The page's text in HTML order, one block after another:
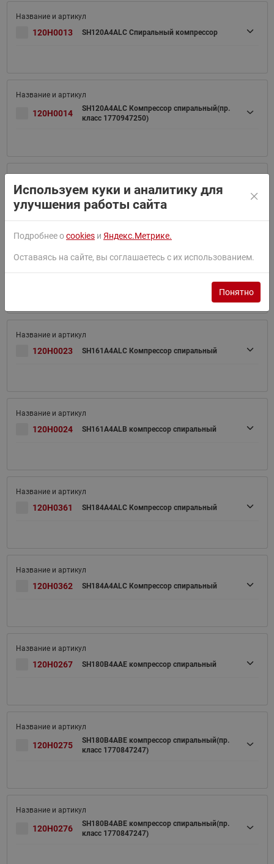
120H0013 SH120A4ALC Спиральный компрессор
120H0014
SH120A4ALC Компрессор спиральный(пр.
класс 1770947250)
120H0201 SH140A4ALC Компрессор спиральный
120H0202 SH140A4ALB Компрессор спиральный
120H0023 SH161A4ALC Компрессор спиральный
120H0024 SH161A4ALB компрессор спиральный
120H0361 SH184A4ALC Компрессор спиральный
120H0362 SH184A4ALC Компрессор спиральный
120H0267 SH180B4AAE компрессор спиральный
120H0275
SH180B4ABE компрессор спиральный(пр.
класс 1770847247)
120H0276
SH180B4ABE компрессор спиральный(пр.
класс 1770847247)
Используем куки и аналитику для
улучшения работы сайта
Подробнее оcookies и Яндекс.Метрике.
Оставаясь на сайте, вы соглашаетесь с их использованием.
Понятно